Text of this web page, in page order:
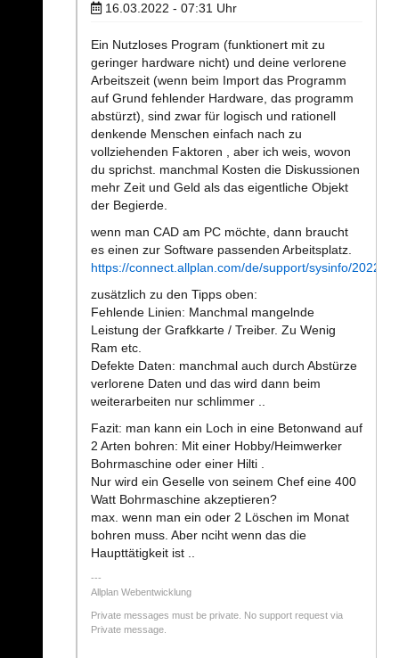
16.03.2022 - 07:31 Uhr
Ein Nutzloses Program (funktionert mit zu
geringer hardware nicht) und deine verlorene
Arbeitszeit (wenn beim Import das Programm
auf Grund fehlender Hardware, das programm
abstürzt), sind zwar für logisch und rationell
denkende Menschen einfach nach zu
vollziehenden Faktoren , aber ich weis, wovon
du sprichst. manchmal Kosten die Diskussionen
mehr Zeit und Geld als das eigentliche Objekt
der Begierde.
wenn man CAD am PC möchte, dann braucht
es einen zur Software passenden Arbeitsplatz.
https://connect.allplan.com/de/support/sysinfo/
zusätzlich zu den Tipps oben:
Fehlende Linien: Manchmal mangelnde
Leistung der Grafkkarte / Treiber. Zu Wenig
Ram etc.
Defekte Daten: manchmal auch durch Abstürze
verlorene Daten und das wird dann beim
weiterarbeiten nur schlimmer ..
Fazit: man kann ein Loch in eine Betonwand auf
2 Arten bohren: Mit einer Hobby/Heimwerker
Bohrmaschine oder einer Hilti .
Nur wird ein Geselle von seinem Chef eine 400
Watt Bohrmaschine akzeptieren?
max. wenn man ein oder 2 Löschen im Monat
bohren muss. Aber nciht wenn das die
Haupttätigkeit ist ..
Allplan Webentwicklung
Private messages must be private. No support request via
Private message.